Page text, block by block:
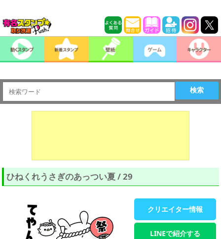
検索
ひねくれうさぎのあっつい夏 / 29
クリエイター情報
LINEで紹介する